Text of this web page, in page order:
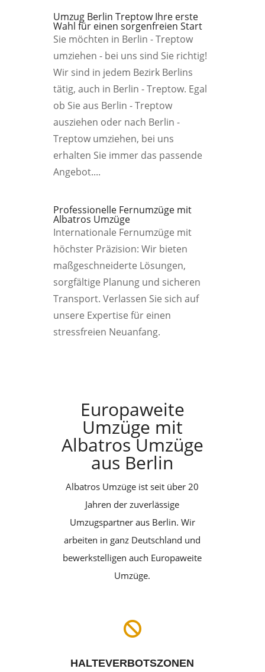
Umzug Berlin Treptow Ihre erste
Wahl für einen sorgenfreien Start
Sie möchten in Berlin - Treptow
umziehen - bei uns sind Sie richtig!
Wir sind in jedem Bezirk Berlins
tätig, auch in Berlin - Treptow. Egal
ob Sie aus Berlin - Treptow
ausziehen oder nach Berlin -
Treptow umziehen, bei uns
erhalten Sie immer das passende
Angebot....
Professionelle Fernumzüge mit
Albatros Umzüge
Internationale Fernumzüge mit
höchster Präzision: Wir bieten
maßgeschneiderte Lösungen,
sorgfältige Planung und sicheren
Transport. Verlassen Sie sich auf
unsere Expertise für einen
stressfreien Neuanfang.
Europaweite
Umzüge mit
Albatros Umzüge
aus Berlin
Albatros Umzüge ist seit über 20
Jahren der zuverlässige
Umzugspartner aus Berlin. Wir
arbeiten in ganz Deutschland und
bewerkstelligen auch Europaweite
Umzüge.

HALTEVERBOTSZONEN